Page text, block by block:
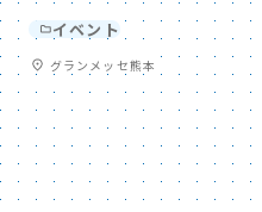
イベント
グランメッセ熊本